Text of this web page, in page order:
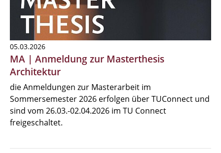
05.03.2026
MA | Anmeldung zur Masterthesis
Architektur
die Anmeldungen zur Masterarbeit im
Sommersemester 2026 erfolgen über TUConnect und
sind vom 26.03.-02.04.2026 im TU Connect
freigeschaltet.